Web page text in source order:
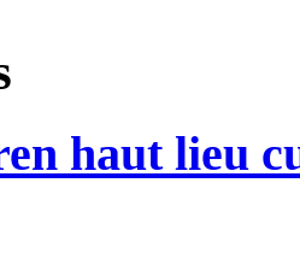
haut lieu